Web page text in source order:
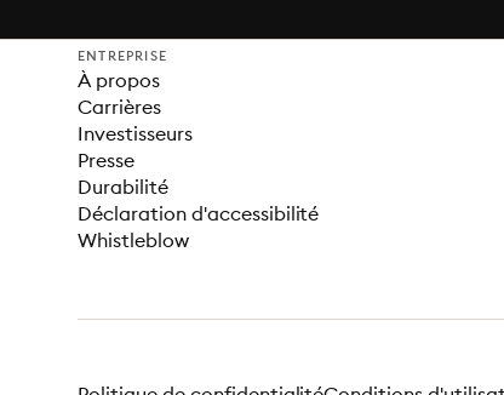
ENTREPRISE
À propos
Carrières
Investisseurs
Presse
Durabilité
Déclaration d'accessibilité
Whistleblow